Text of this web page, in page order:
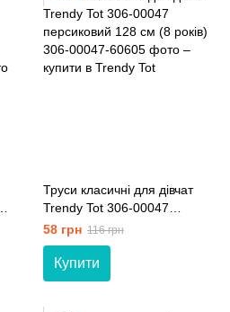
Труси класичні для дівчат
Trendy Tot 306-00047
персиковий 128 см (8 років)
58 грн 116 грн
Купити